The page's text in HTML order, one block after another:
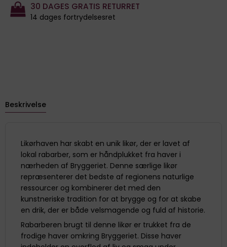
30 DAGES GRATIS RETURRET
14 dages fortrydelsesret
Beskrivelse
Likørhaven har skabt en unik likør, der er lavet af
lokal rabarber, som er håndplukket fra haver i
nærheden af Bryggeriet. Denne særlige likør
repræsenterer det bedste af regionens naturlige
ressourcer og kombinerer det med den
kunstneriske tradition for at brygge og for at skabe
en drik, der er både velsmagende og fuld af historie.
Rabarberen brugt til denne likør er trukket fra de
frodige haver omkring Bryggeriet. Disse haver